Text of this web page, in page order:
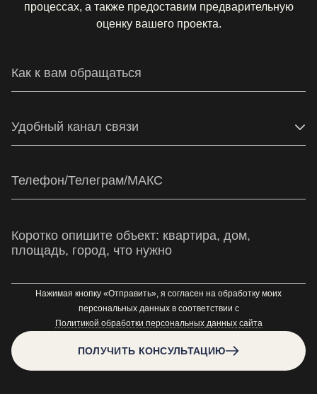
процессах, а также предоставим предварительную
оценку вашего проекта.
Удобный канал связи
ПОЛУЧИТЬ КОНСУЛЬТАЦИЮ
Нажимая кнопку «Отправить», я согласен на обработку моих
персональных данных в соответствии с
Политикой обработки персональных данных сайта